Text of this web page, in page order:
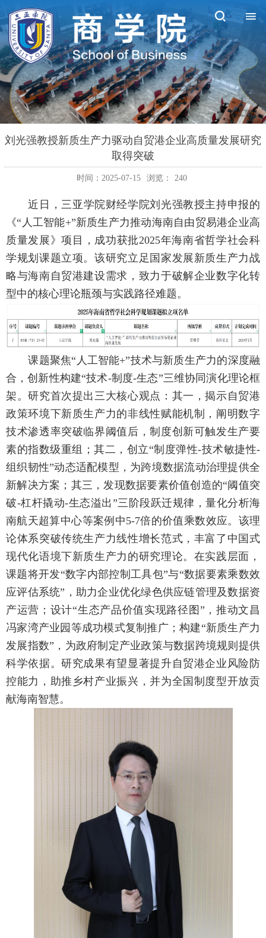
刘光强教授新质生产力驱动自贸港企业高质量发展研究
取得突破
时间：2025-07-15 浏览： 240
近日，三亚学院财经学院刘光强教授主持申报的
《“人工智能+”新质生产力推动海南自由贸易港企业高
质量发展》项目，成功获批2025年海南省哲学社会科
学规划课题立项。该研究立足国家发展新质生产力战
略与海南自贸港建设需求，致力于破解企业数字化转
型中的核心理论瓶颈与实践路径难题。
课题聚焦“人工智能+”技术与新质生产力的深度融
合，创新性构建“技术-制度-生态”三维协同演化理论框
架。研究首次提出三大核心观点：其一，揭示自贸港
政策环境下新质生产力的非线性赋能机制，阐明数字
技术渗透率突破临界阈值后，制度创新可触发生产要
素的指数级重组；其二，创立“制度弹性-技术敏捷性-
组织韧性”动态适配模型，为跨境数据流动治理提供全
新解决方案；其三，发现数据要素价值创造的“阈值突
破-杠杆撬动-生态溢出”三阶段跃迁规律，量化分析海
南航天超算中心等案例中5-7倍的价值乘数效应。该理
论体系突破传统生产力线性增长范式，丰富了中国式
现代化语境下新质生产力的研究理论。在实践层面，
课题将开发“数字内部控制工具包”与“数据要素乘数效
应评估系统”，助力企业优化绿色供应链管理及数据资
产运营；设计“生态产品价值实现路径图”，推动文昌
冯家湾产业园等成功模式复制推广；构建“新质生产力
发展指数”，为政府制定产业政策与数据跨境规则提供
科学依据。研究成果有望显著提升自贸港企业风险防
控能力，助推乡村产业振兴，并为全国制度型开放贡
献海南智慧。